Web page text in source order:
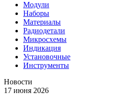
Модули
Наборы
Материалы
Радиодетали
Микросхемы
Индикация
Установочные
Инструменты
Новости
17 июня 2026